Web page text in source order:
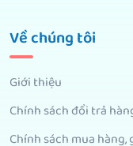
Về chúng tôi
Giới thiệu
Chính sách đổi trả
Chính sách mua